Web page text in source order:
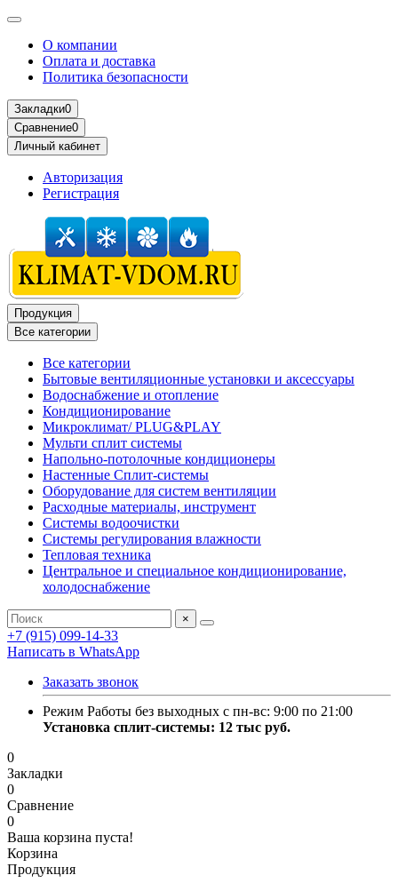
О компании
Оплата и доставка
Политика безопасности
Закладки0
Сравнение0
Личный кабинет
Авторизация
Регистрация
Продукция
Все категории
Все категории
Бытовые вентиляционные установки и аксессуары
Водоснабжение и отопление
Кондиционирование
Микроклимат/ PLUG&PLAY
Мульти сплит системы
Напольно-потолочные кондиционеры
Настенные Сплит-системы
Оборудование для систем вентиляции
Расходные материалы, инструмент
Системы водоочистки
Системы регулирования влажности
Тепловая техника
Центральное и специальное кондиционирование,
холодоснабжение
×
+7 (915) 099-14-33
Написать в WhatsApp
Заказать звонок
Режим Работы без выходных с пн-вс: 9:00 по 21:00
Установка сплит-системы: 12 тыс руб.
0
Закладки
0
Сравнение
0
Ваша корзина пуста!
Корзина
Продукция